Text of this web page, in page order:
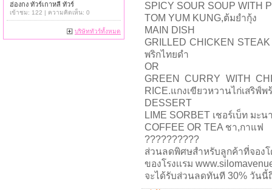
SPICY SOUR SOUP WITH
TOM YUM KUNG,ต้มยำกุ้ง
MAIN DISH
GRILLED CHICKEN
พริกไทยดำ
OR
GREEN CURRY WITH
RICE.แกงเขียวหวานไก่เสริฟ์
DESSERT
LIME SORBET เชอร์เบ็ท มะน
COFFEE OR TEA ชา,กาแฟ
??????????
ส่วนลดพิศษสำหรับลูกค้าที่จองโ
ของโรงเเรม
จะได้รับส่วนลดทันที 30% วันนี้
ฮ่องกง ทัวร์เกาหลี ทัวร์
เข้าชม: 122 | ความคิดเห็น: 0
บริษัททัวร์ทั้งหมด